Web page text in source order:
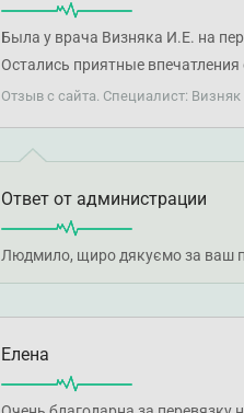
Была у врача Визняка И.Е. на
Остались приятные впечатления
Отзыв с сайта. Специалист:
Ответ от администрации
Людмило, щиро дякуємо за ваш
Елена